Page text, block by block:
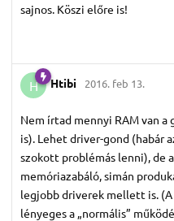
sajnos. Köszi előre is!
H Htibi 2016. feb 13.
Nem írtad mennyi RAM van a
is). Lehet driver-gond (habár
szokott problémás lenni), de
memóriazabáló, simán
legjobb driverek mellett is.
lényeges a „normális”